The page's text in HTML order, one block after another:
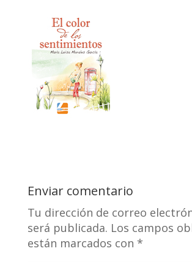
Enviar comentario
Tu dirección de correo
será publicada. Los campos
están marcados con *